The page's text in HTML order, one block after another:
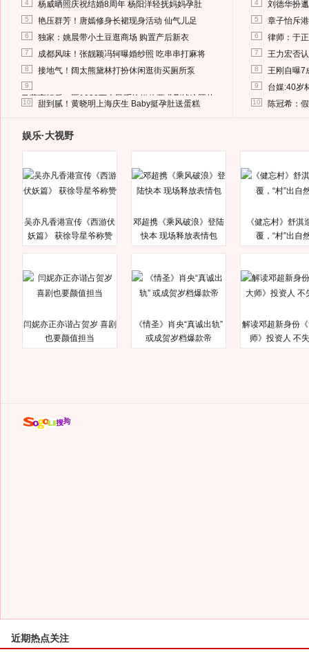
4 杨威晒照庆祝结婚8周年 杨阳洋轻抚妈妈孕肚
5 艳压群芳！唐嫣修身长裙现身活动 仙气儿足
6 独家：姚晨带小土豆逛商场 购置产后新衣
7 成都风味！张靓颖冯轲曝婚纱照 吃串串打麻将
8 接地气！阔太熊黛林打扮休闲逛街买厕所泵
9
马蓉离婚后，砸1000万人民币给媒体要求删掉这照片
10 甜到腻！黄晓明上海庆生 Baby挺孕肚送蛋糕
4 刘德华扮
5 章子怡斥
6 律师：于
7 王力宏否
8 王刚自曝7
9 台媒:40岁
10 陈冠希：
娱乐·大视野
吴亦凡香港宣传《西游伏
妖篇》 获徐导星爷称赞
邓超携《乘风破浪》登陆
快本 现场释放表情包
《健忘村》舒淇
覆，“村”出自
闫妮亦正亦谐占贺岁 喜剧
也要颜值担当
《情圣》肖央“真诚出轨”
或成贺岁档爆款帝
解读邓超新身份
师》投资人 不
近期热点关注